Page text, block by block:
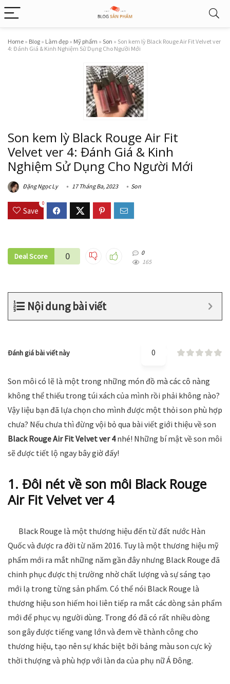
Home » Blog » Làm đẹp » Mỹ phẩm » Son » Son kem lỳ Black Rouge Air Fit Velvet ver
4: Đánh Giá & Kinh Nghiệm Sử Dụng Cho Người Mới
Son kem lỳ Black Rouge Air Fit
Velvet ver 4: Đánh Giá & Kinh
Nghiệm Sử Dụng Cho Người Mới
Đặng Ngọc Ly 17 Tháng Ba, 2023 Son
Save
0
Deal Score 0
0
165
Nội dung bài viết
Đánh giá bài viết này 0
Son môi có lẽ là một trong những món đồ mà các cô nàng
không thể thiếu trong túi xách của mình rồi phải không nào?
Vậy liệu bạn đã lựa chọn cho mình được một thỏi son phù hợp
chưa? Nếu chưa thì đừng vội bỏ qua bài viết giới thiệu về son
Black Rouge Air Fit Velvet ver 4nhé! Những bí mật về son môi
sẽ được tiết lộ ngay bây giờ đấy!
1. Đôi nét về son môi Black Rouge
Air Fit Velvet ver 4
Black Rouge là một thương hiệu đến từ đất nước Hàn
Quốc và được ra đời từ năm 2016. Tuy là một thương hiệu mỹ
phẩm mới ra mắt những năm gần đây nhưng Black Rouge đã
chinh phục được thị trường nhờ chất lượng và sự sáng tạo
mới lạ trong từng sản phẩm. Có thể nói Black Rouge là
thương hiệu son hiếm hoi liên tiếp ra mắt các dòng sản phẩm
mới để phục vụ người dùng. Trong đó đã có rất nhiều dòng
son gây được tiếng vang lớn và đem về thành công cho
thương hiệu, tạo nên sự khác biệt bởi bảng màu son cực kỳ
thời thượng và phù hợp với làn da của phụ nữ Á Đông.